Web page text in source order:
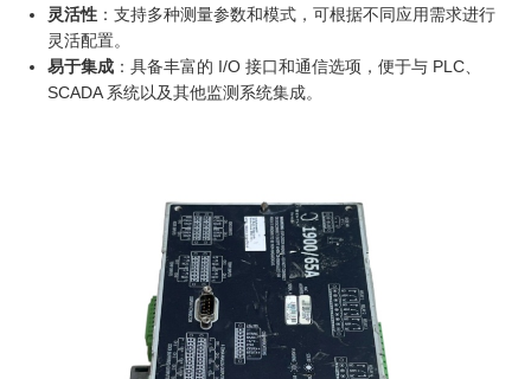
灵活性 ：支持多种测量参数和模式，可根据不同应用需求进行
灵活配置。
易于集成 ：具备丰富的 I/O 接口和通信选项，便于与 PLC、
SCADA 系统以及其他监测系统集成。